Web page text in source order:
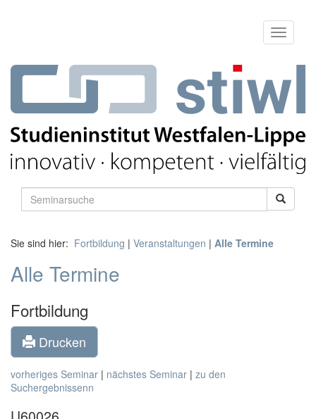
Sie sind hier: Fortbildung | Veranstaltungen | Alle Termine
Alle Termine
Fortbildung
Drucken
vorheriges Seminar | nächstes Seminar | zu den
Suchergebnissenn